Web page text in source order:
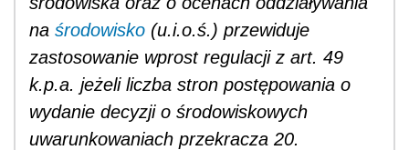
na środowisko (u.i.o.ś.) przewiduje
zastosowanie wprost regulacji z art. 49
k.p.a. jeżeli liczba stron postępowania o
wydanie decyzji o środowiskowych
uwarunkowaniach przekracza 20.